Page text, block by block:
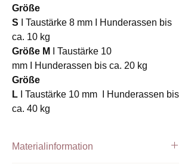
Größe
S I Taustärke 8 mm I Hunderassen bis
ca. 10 kg
Größe M
I Taustärke 10
mm I Hunderassen bis ca. 20 kg
Größe
L
I Taustärke 10 mm I Hunderassen bis
ca. 40 kg
Materialinformation